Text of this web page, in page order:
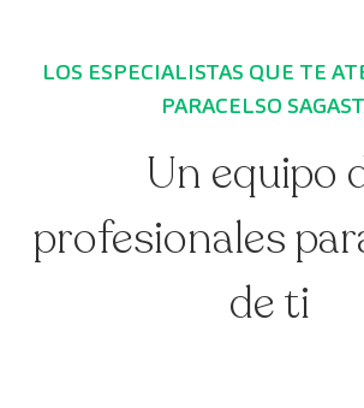
LOS ESPECIALISTAS QUE TE
PARACELSO
Un equipo
profesionales
de ti